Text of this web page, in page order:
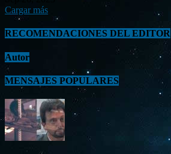
Cargar más
RECOMENDACIONES DEL EDITOR
Autor
MENSAJES POPULARES